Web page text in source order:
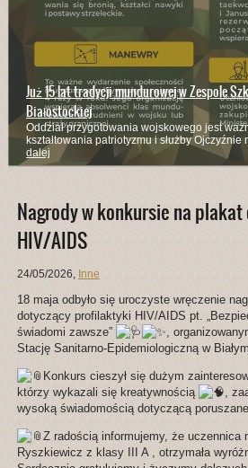
Już 15 lat tradycji mundurowej w Zespole
Białostockiej
Oddział przygotowania wojskowego jest
kształtowania patriotyzmu i służby Ojczyźnie
dalej
Nagrody w konkursie na
HIV/AIDS
24/05/2026, Inne
18 maja odbyło się uroczyste wręczenie
dotyczący profilaktyki HIV/AIDS pt.
świadomi zawsze”
,
Stację Sanitarno-Epidemiologiczną w
Konkurs cieszył się dużym
którzy wykazali się kreatywnością
,
wysoką świadomością dotyczącą
Z radością informujemy, że uczennica
Ryszkiewicz z klasy III A , otrzymała